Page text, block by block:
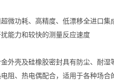
微功耗、高精度、低漂移全进口集
能力和较快的测量反应速度
外壳及硅橡胶密封具有防尘、耐湿
阻、热电偶配合，适用于各种场合